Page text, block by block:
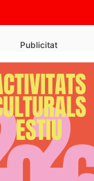
Publicitat